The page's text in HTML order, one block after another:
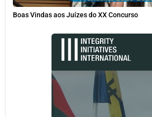
Boas Vindas aos Juízes do XX Concurso